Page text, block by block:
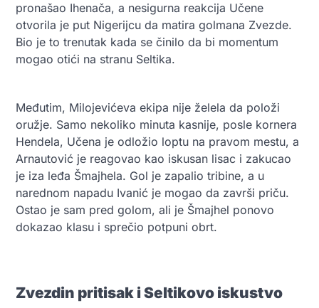
pronašao Ihenača, a nesigurna reakcija Učene
otvorila je put Nigerijcu da matira golmana Zvezde.
Bio je to trenutak kada se činilo da bi momentum
mogao otići na stranu Seltika.
Međutim, Milojevićeva ekipa nije želela da položi
oružje. Samo nekoliko minuta kasnije, posle kornera
Hendela, Učena je odložio loptu na pravom mestu, a
Arnautović je reagovao kao iskusan lisac i zakucao
je iza leđa Šmajhela. Gol je zapalio tribine, a u
narednom napadu Ivanić je mogao da završi priču.
Ostao je sam pred golom, ali je Šmajhel ponovo
dokazao klasu i sprečio potpuni obrt.
Zvezdin pritisak i Seltikovo iskustvo